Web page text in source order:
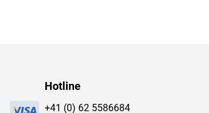
Hotline
+41 (0) 62 5586684